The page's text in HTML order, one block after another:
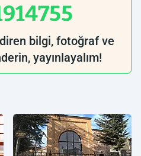
bilgi, fotoğraf ve
yayınlayalım!